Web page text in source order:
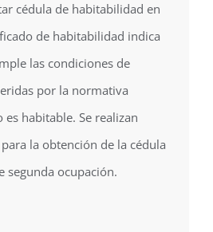
cédula de habitabilidad en
de habitabilidad indica
las condiciones de
por la normativa
habitable. Se realizan
la obtención de la cédula
segunda ocupación.